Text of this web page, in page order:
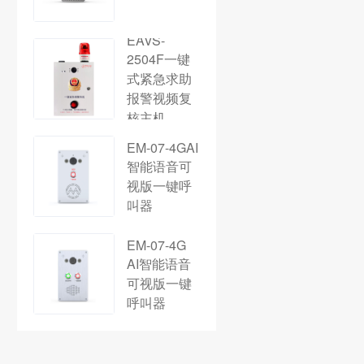
EAVS-
2504F一键
式紧急求助
报警视频复
核主机
EM-07-4GAI
智能语音可
视版一键呼
叫器
EM-07-4G
AI智能语音
可视版一键
呼叫器